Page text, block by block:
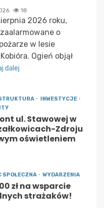
18
2026 roku,
o
w lesie
Ogień objął
dalej
INWESTYCJE
ul. Stawowej w
Zdroju
oświetleniem
SPOŁECZNA WYDARZENIA
zł na wsparcie
strażaków!